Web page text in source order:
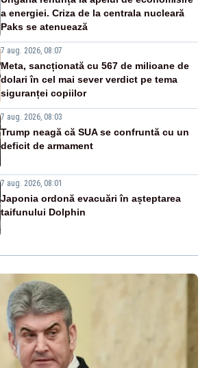
a energiei. Criza de la centrala nucleară
Paks se atenuează
7 aug. 2026, 08:07
Meta, sancționată cu 567 de milioane de
dolari în cel mai sever verdict pe tema
siguranței copiilor
7 aug. 2026, 08:03
Trump neagă că SUA se confruntă cu un
deficit de armament
7 aug. 2026, 08:01
Japonia ordonă evacuări în așteptarea
taifunului Dolphin